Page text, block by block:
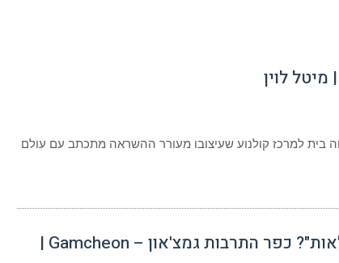
לוין
בית למרכז קולנוע שעיצובו מעורר ההשראה מתכתב עם עולם
"חלקת אלוהים הקטנה" או "אליס בארץ הפלאות"? כפר התרבות גמצ'און – Gamcheon |